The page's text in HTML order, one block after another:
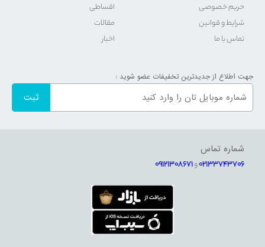
حریم خصوصی
شرایط و قوانین
تماس با ما
اقساطی
مقالات
اخبار
جهت اطلاع از جدیدترین تخفیفات عضو شوید :
شماره تماس
02133743706و09121308671